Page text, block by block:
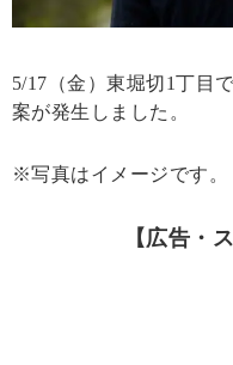
5/17（金）東堀切1丁目
案が発生しました。
※写真はイメージです。
【広告・